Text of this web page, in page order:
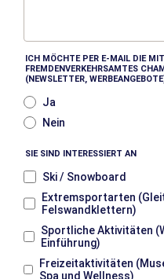
ICH MÖCHTE PER E-MAIL DIE
FREMDENVERKEHRSAMTES
(NEWSLETTER,
Ja
Nein
SIE SIND INTERESSIERT AN
Ski / Snowboard
Extremsportarten
Felswandklettern)
Sportliche Aktivitäten
Einführung)
Freizeitaktivitäten
Spa und Wellness)